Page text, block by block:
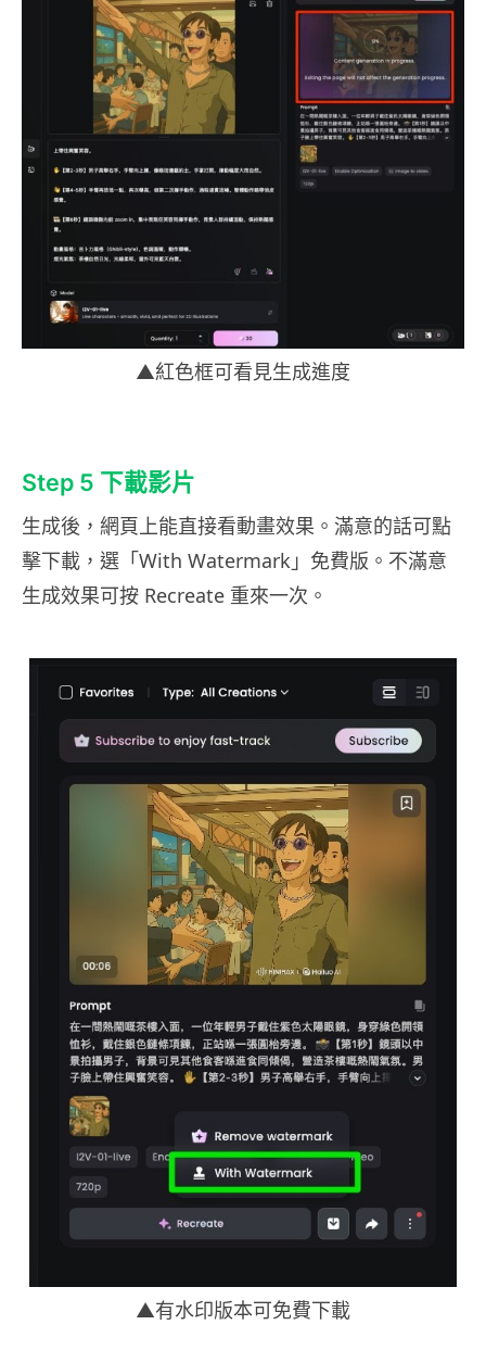
▲紅色框可看見生成進度
Step 5 下載影片
生成後，網頁上能直接看動畫效果。滿意的話可點
擊下載，選「With Watermark」免費版。不滿意
生成效果可按 Recreate 重來一次。
▲有水印版本可免費下載